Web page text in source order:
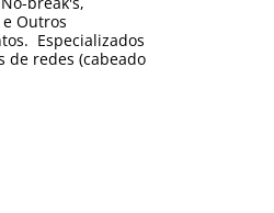
Outros
Especializados
de redes (cabeado